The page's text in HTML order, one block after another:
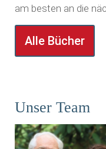
am besten an die
Alle Bücher
Unser Team